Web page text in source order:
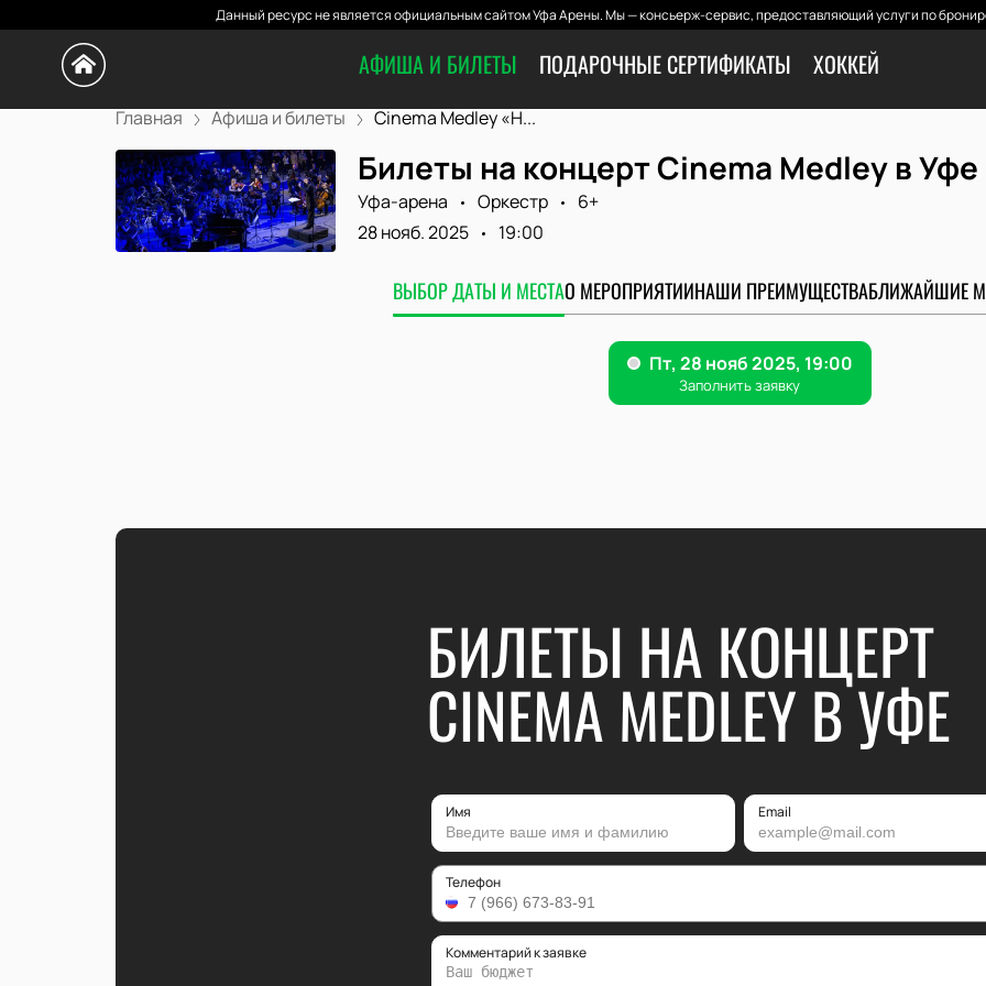
Данный ресурс не является официальным сайтом Уфа Арены. Мы — консьерж-сервис, предоставляющий услуги по
АФИША И БИЛЕТЫ ПОДАРОЧНЫЕ СЕРТИФИКАТЫ ХОККЕЙ
Главная Афиша и билеты Cinema Medley «H...
Билеты на концерт Cinema Medley в Уфе
Уфа-арена Оркестр
6+
28 нояб. 2025
19:00
ВЫБОР ДАТЫ И МЕСТАО МЕРОПРИЯТИИНАШИ ПРЕИМУЩЕСТВАБЛИЖАЙШИЕ
БИЛЕТЫ НА КОНЦЕРТ
CINEMA MEDLEY В УФЕ
Имя Email
Телефон
Комментарий к заявке